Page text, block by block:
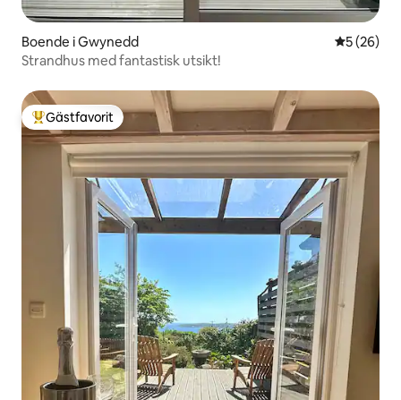
Boende i Gwynedd 5 av 5 i
5 (26)
Strandhus med fantastisk utsikt!
Populär gästfavorit
Gästfavorit